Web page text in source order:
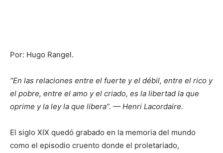
Por: Hugo Rangel.
“En las relaciones entre el fuerte y el débil, entre el rico y
el pobre, entre el amo y el criado, es la libertad la que
oprime y la ley la que libera”. — Henri Lacordaire.
El siglo XIX quedó grabado en la memoria del mundo
como el episodio cruento donde el proletariado,